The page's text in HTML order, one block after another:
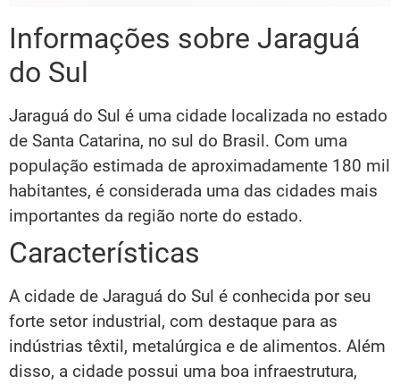
Informações sobre Jaraguá
do Sul
Jaraguá do Sul é uma cidade localizada no estado
de Santa Catarina, no sul do Brasil. Com uma
população estimada de aproximadamente 180 mil
habitantes, é considerada uma das cidades mais
importantes da região norte do estado.
Características
A cidade de Jaraguá do Sul é conhecida por seu
forte setor industrial, com destaque para as
indústrias têxtil, metalúrgica e de alimentos. Além
disso, a cidade possui uma boa infraestrutura,